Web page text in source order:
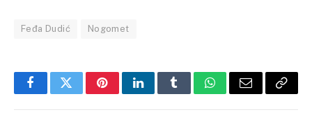
Feđa Dudić Nogomet
FacebookTwitterPinterestLinkedInTumblrWhatsApp
Email Copy